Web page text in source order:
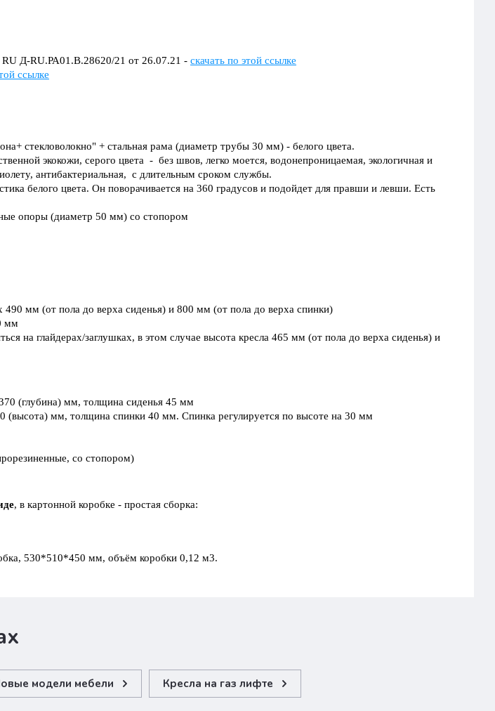
Д-RU.РА01.В.28620/21 от 26.07.21 - скачать по этой ссылке
ссылке
стекловолокно" + стальная рама (диаметр трубы 30 мм) - белого цвета.
экокожи, серого цвета - без швов, легко моется, водонепроницаемая, экологичная и
антибактериальная, с длительным сроком службы.
белого цвета. Он поворачивается на 360 градусов и подойдет для правши и левши. Есть
опоры (диаметр 50 мм) со стопором
490 мм (от пола до верха сиденья) и 800 мм (от пола до верха спинки)
мм
на глайдерах/заглушках, в этом случае высота кресла 465 мм (от пола до верха сиденья) и
(глубина) мм, толщина сиденья 45 мм
(высота) мм, толщина спинки 40 мм. Спинка регулируется по высоте на 30 мм
со стопором)
, в картонной коробке - простая сборка:
530*510*450 мм, объём коробки 0,12 м3.
модели мебели Кресла на газ лифте